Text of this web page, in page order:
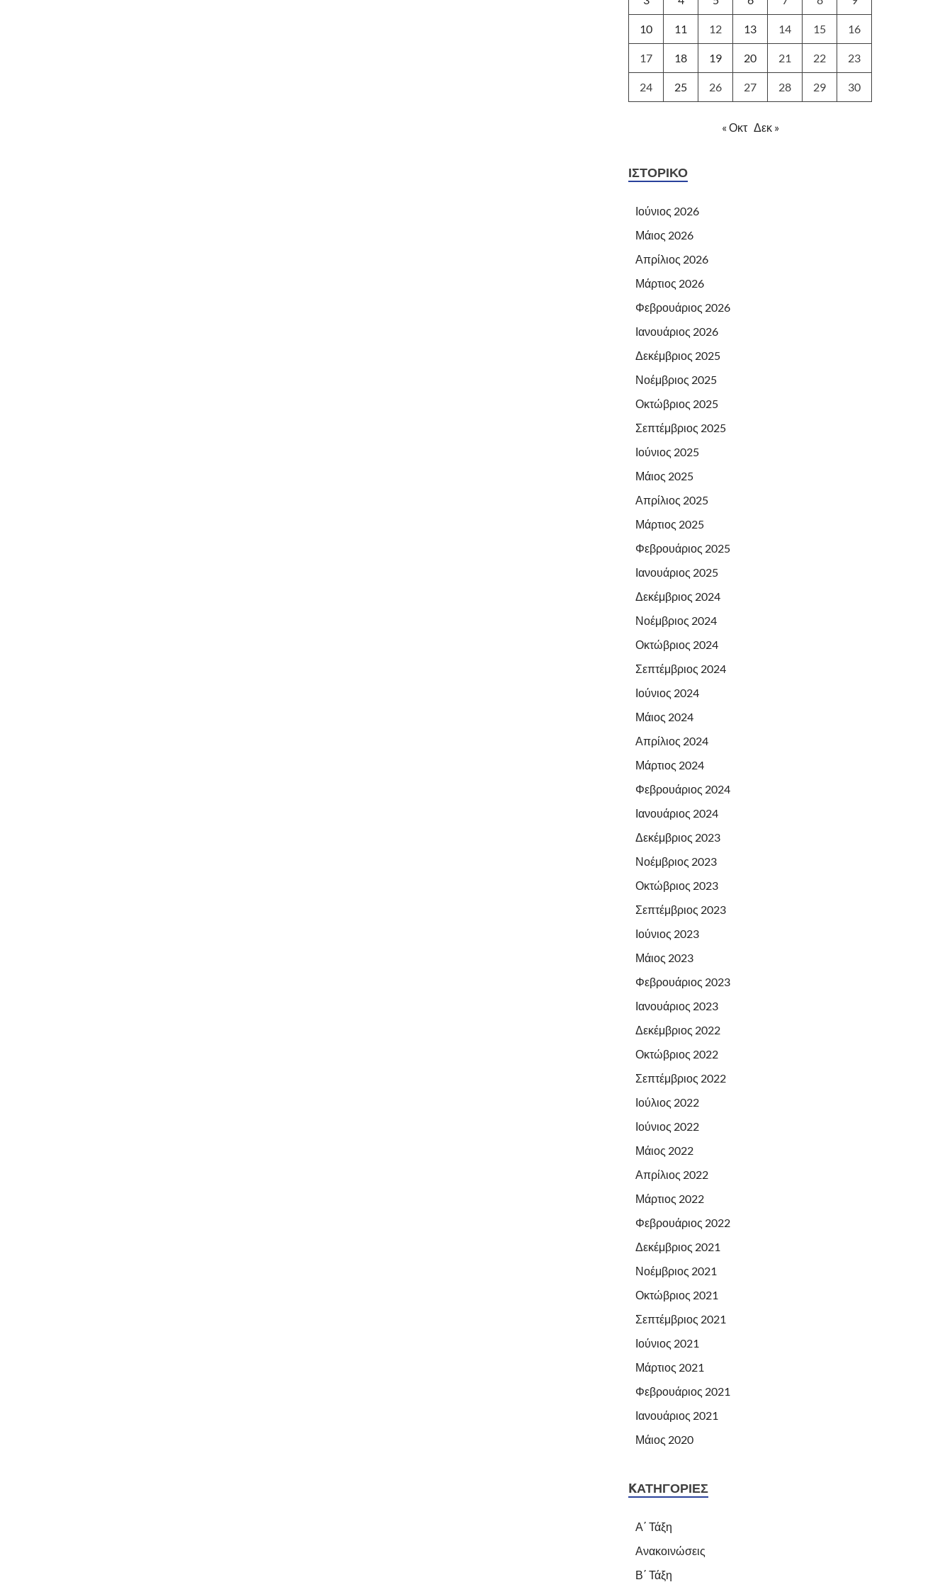
10 11 12 13 14 15 16
17 18 19 20 21 22 23
24 25 26 27 28 29 30
« Οκτ Δεκ »
ΙΣΤΟΡΙΚΌ
Ιούνιος 2026
Μάιος 2026
Απρίλιος 2026
Μάρτιος 2026
Φεβρουάριος 2026
Ιανουάριος 2026
Δεκέμβριος 2025
Νοέμβριος 2025
Οκτώβριος 2025
Σεπτέμβριος 2025
Ιούνιος 2025
Μάιος 2025
Απρίλιος 2025
Μάρτιος 2025
Φεβρουάριος 2025
Ιανουάριος 2025
Δεκέμβριος 2024
Νοέμβριος 2024
Οκτώβριος 2024
Σεπτέμβριος 2024
Ιούνιος 2024
Μάιος 2024
Απρίλιος 2024
Μάρτιος 2024
Φεβρουάριος 2024
Ιανουάριος 2024
Δεκέμβριος 2023
Νοέμβριος 2023
Οκτώβριος 2023
Σεπτέμβριος 2023
Ιούνιος 2023
Μάιος 2023
Φεβρουάριος 2023
Ιανουάριος 2023
Δεκέμβριος 2022
Οκτώβριος 2022
Σεπτέμβριος 2022
Ιούλιος 2022
Ιούνιος 2022
Μάιος 2022
Απρίλιος 2022
Μάρτιος 2022
Φεβρουάριος 2022
Δεκέμβριος 2021
Νοέμβριος 2021
Οκτώβριος 2021
Σεπτέμβριος 2021
Ιούνιος 2021
Μάρτιος 2021
Φεβρουάριος 2021
Ιανουάριος 2021
Μάιος 2020
KΑΤΗΓΟΡΊΕΣ
Α΄ Τάξη
Ανακοινώσεις
Β΄ Τάξη